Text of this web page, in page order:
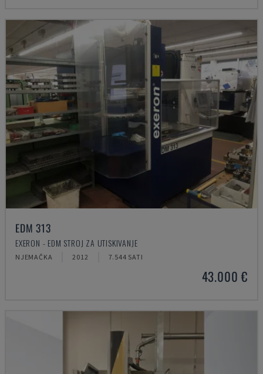
EDM 313
EXERON - EDM STROJ ZA UTISKIVANJE
NJEMAČKA 2012 7.544 SATI
43.000 €